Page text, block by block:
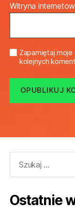
Witryna
Zapamiętaj
kolejnych
Ostatnie